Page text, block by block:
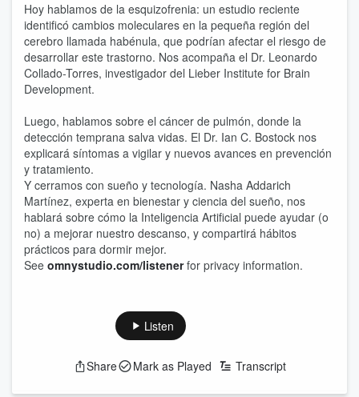
Hoy hablamos de la esquizofrenia: un estudio reciente
identificó cambios moleculares en la pequeña región del
cerebro llamada habénula, que podrían afectar el riesgo de
desarrollar este trastorno. Nos acompaña el Dr. Leonardo
Collado-Torres, investigador del Lieber Institute for Brain
Development.
Luego, hablamos sobre el cáncer de pulmón, donde la
detección temprana salva vidas. El Dr. Ian C. Bostock nos
explicará síntomas a vigilar y nuevos avances en prevención
y tratamiento.
Y cerramos con sueño y tecnología. Nasha Addarich
Martínez, experta en bienestar y ciencia del sueño, nos
hablará sobre cómo la Inteligencia Artificial puede ayudar (o
no) a mejorar nuestro descanso, y compartirá hábitos
prácticos para dormir mejor.
See omnystudio.com/listenerfor privacy information.
Listen
Share Mark as Played Transcript